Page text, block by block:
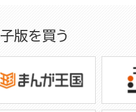
電子版を買う